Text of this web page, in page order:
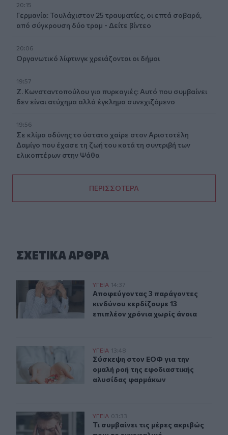
20:15
Γερμανία: Τουλάχιστον 25 τραυματίες, οι επτά σοβαρά,
από σύγκρουση δύο τραμ - Δείτε βίντεο
20:06
Οργανωτικό λίφτινγκ χρειάζονται οι δήμοι
19:57
Ζ. Κωνσταντοπούλου για πυρκαγιές: Αυτό που συμβαίνει
δεν είναι ατύχημα αλλά έγκλημα συνεχιζόμενο
19:56
Σε κλίμα οδύνης το ύστατο χαίρε στον Αριστοτέλη
Δαμίγο που έχασε τη ζωή του κατά τη συντριβή των
ελικοπτέρων στην Ψάθα
ΠΕΡΙΣΣΟΤΕΡΑ
ΣΧΕΤΙΚA AΡΘΡΑ
Αποφεύγοντας 3 παράγοντες κινδύνου κερδίζουμε 13
ΥΓΕΙΑ 14:37
Αποφεύγοντας 3 παράγοντες
Αποφεύγοντας 3 παράγοντες
κινδύνου κερδίζουμε 13
επιπλέον χρόνια χωρίς άνοια
Σύσκεψη στον ΕΟΦ για την ομαλή ροή της
ΥΓΕΙΑ 13:48
Σύσκεψη στον ΕΟΦ για την ομαλή
Σύσκεψη στον ΕΟΦ για την
ομαλή ροή της εφοδιαστικής
αλυσίδας φαρμάκων
Τι συμβαίνει τις μέρες ακριβώς πριν το εγκεφαλικό
ΥΓΕΙΑ 03:33
Τι συμβαίνει τις μέρες ακριβώς
Τι συμβαίνει τις μέρες ακριβώς